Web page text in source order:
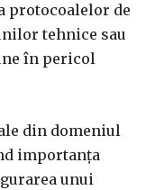
protocoalelor de
tehnice sau
în pericol
din domeniul
importanța
unui